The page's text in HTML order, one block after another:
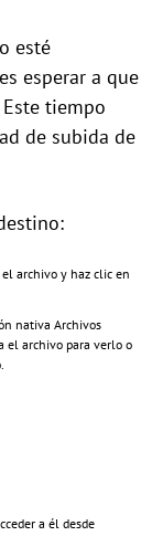
esté
esperar a que
tiempo
de subida de
archivo y haz clic en
nativa Archivos
el archivo para verlo o
a él desde